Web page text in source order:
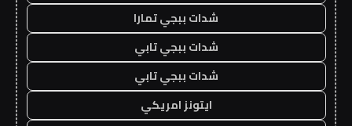
شدات ببجي تمارا
شدات ببجي تابي
شدات ببجي تابي
ايتونز امريكي